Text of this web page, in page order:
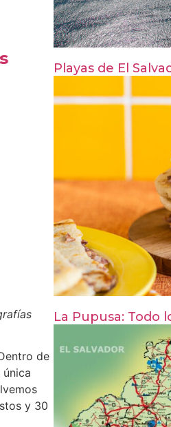
de
y 30
Playas de El
La Pupusa: Todo